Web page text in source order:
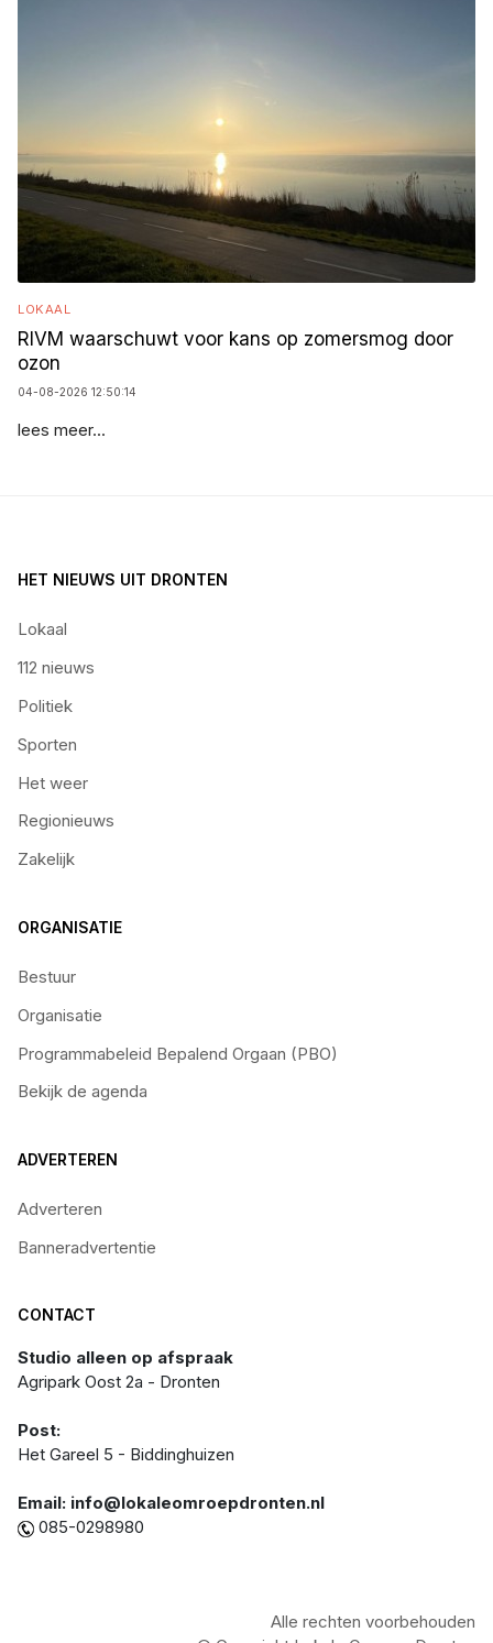
LOKAAL
RIVM waarschuwt voor kans op zomersmog door
ozon
04-08-2026 12:50:14
lees meer...
HET NIEUWS UIT DRONTEN
Lokaal
112 nieuws
Politiek
Sporten
Het weer
Regionieuws
Zakelijk
ORGANISATIE
Bestuur
Organisatie
Programmabeleid Bepalend Orgaan (PBO)
Bekijk de agenda
ADVERTEREN
Adverteren
Banneradvertentie
CONTACT
Studio alleen op afspraak
Agripark Oost 2a - Dronten
Post:
Het Gareel 5 - Biddinghuizen
Email: info@lokaleomroepdronten.nl
085-0298980
Alle rechten voorbehouden